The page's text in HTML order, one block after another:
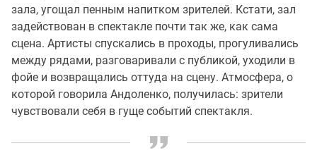
зала, угощал пенным напитком зрителей. Кстати, зал
задействован в спектакле почти так же, как сама
сцена. Артисты спускались в проходы, прогуливались
между рядами, разговаривали с публикой, уходили в
фойе и возвращались оттуда на сцену. Атмосфера, о
которой говорила Андоленко, получилась: зрители
чувствовали себя в гуще событий спектакля.